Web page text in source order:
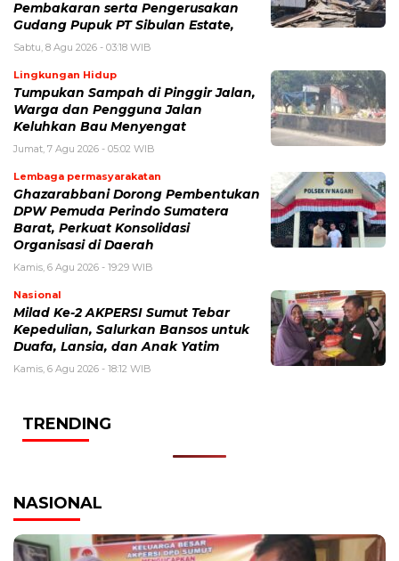
Pembakaran serta Pengerusakan
Gudang Pupuk PT Sibulan Estate,
Sabtu, 8 Agu 2026 - 03:18 WIB
Lingkungan Hidup
Tumpukan Sampah di Pinggir Jalan,
Warga dan Pengguna Jalan
Keluhkan Bau Menyengat
Jumat, 7 Agu 2026 - 05:02 WIB
Lembaga permasyarakatan
Ghazarabbani Dorong Pembentukan
DPW Pemuda Perindo Sumatera
Barat, Perkuat Konsolidasi
Organisasi di Daerah
Kamis, 6 Agu 2026 - 19:29 WIB
Nasional
Milad Ke-2 AKPERSI Sumut Tebar
Kepedulian, Salurkan Bansos untuk
Duafa, Lansia, dan Anak Yatim
Kamis, 6 Agu 2026 - 18:12 WIB
TRENDING
NASIONAL